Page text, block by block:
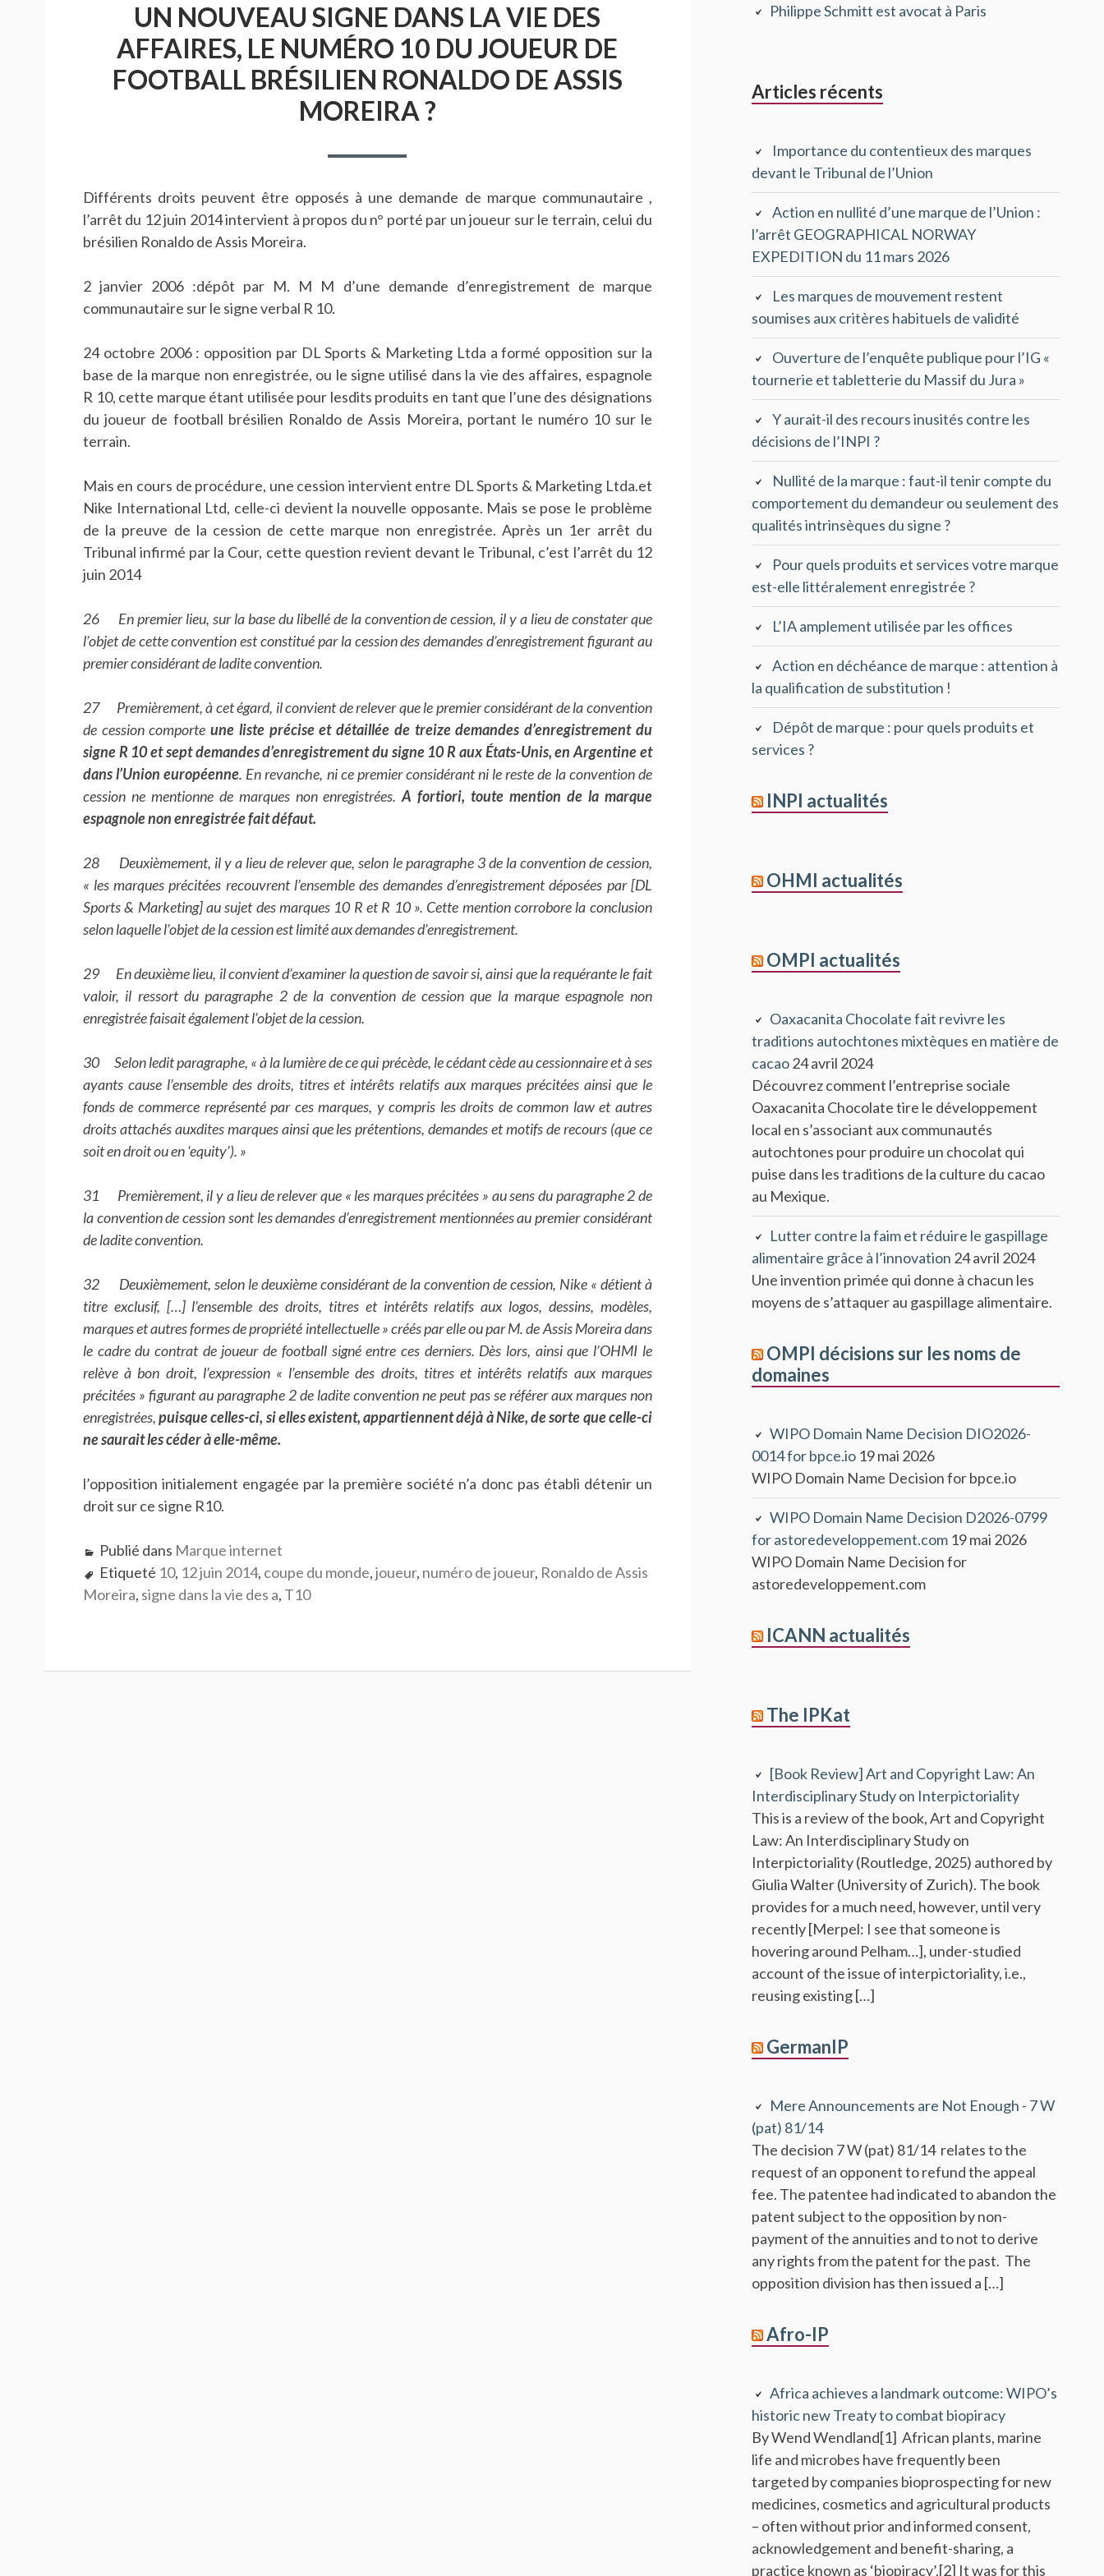
UN NOUVEAU SIGNE DANS LA VIE DES
AFFAIRES, LE NUMÉRO 10 DU JOUEUR DE
FOOTBALL BRÉSILIEN RONALDO DE ASSIS
MOREIRA ?
Différents droits peuvent être opposés à une demande de marque communautaire ,
l’arrêt du 12 juin 2014 intervient à propos du n° porté par un joueur sur le terrain, celui du
brésilien Ronaldo de Assis Moreira.
2 janvier 2006 :dépôt par M. M M d’une demande d’enregistrement de marque
communautaire sur le signe verbal R 10.
24 octobre 2006 : opposition par DL Sports & Marketing Ltda a formé opposition sur la
base de la marque non enregistrée, ou le signe utilisé dans la vie des affaires, espagnole
R 10, cette marque étant utilisée pour lesdits produits en tant que l’une des désignations
du joueur de football brésilien Ronaldo de Assis Moreira, portant le numéro 10 sur le
terrain.
Mais en cours de procédure, une cession intervient entre DL Sports & Marketing Ltda.et
Nike International Ltd, celle-ci devient la nouvelle opposante. Mais se pose le problème
de la preuve de la cession de cette marque non enregistrée. Après un 1er arrêt du
Tribunal infirmé par la Cour, cette question revient devant le Tribunal, c’est l’arrêt du 12
juin 2014
26 En premier lieu, sur la base du libellé de la convention de cession, il y a lieu de constater que
l’objet de cette convention est constitué par la cession des demandes d’enregistrement figurant au
premier considérant de ladite convention.
27 Premièrement, à cet égard, il convient de relever que le premier considérant de la convention
de cession comporteune liste précise et détaillée de treize demandes d’enregistrement du
signe R 10 et sept demandes d’enregistrement du signe 10 R aux États-Unis, en Argentine et
dans l’Union européenne. En revanche, ni ce premier considérant ni le reste de la convention de
cession ne mentionne de marques non enregistrées. A fortiori, toute mention de la marque
espagnole non enregistrée fait défaut.
28 Deuxièmement, il y a lieu de relever que, selon le paragraphe 3 de la convention de cession,
« les marques précitées recouvrent l’ensemble des demandes d’enregistrement déposées par [DL
Sports & Marketing] au sujet des marques 10 R et R 10 ». Cette mention corrobore la conclusion
selon laquelle l’objet de la cession est limité aux demandes d’enregistrement.
29 En deuxième lieu, il convient d’examiner la question de savoir si, ainsi que la requérante le fait
valoir, il ressort du paragraphe 2 de la convention de cession que la marque espagnole non
enregistrée faisait également l’objet de la cession.
30 Selon ledit paragraphe, « à la lumière de ce qui précède, le cédant cède au cessionnaire et à ses
ayants cause l’ensemble des droits, titres et intérêts relatifs aux marques précitées ainsi que le
fonds de commerce représenté par ces marques, y compris les droits de common law et autres
droits attachés auxdites marques ainsi que les prétentions, demandes et motifs de recours (que ce
soit en droit ou en ‘equity’). »
31 Premièrement, il y a lieu de relever que « les marques précitées » au sens du paragraphe 2 de
la convention de cession sont les demandes d’enregistrement mentionnées au premier considérant
de ladite convention.
32 Deuxièmement, selon le deuxième considérant de la convention de cession, Nike « détient à
titre exclusif, […] l’ensemble des droits, titres et intérêts relatifs aux logos, dessins, modèles,
marques et autres formes de propriété intellectuelle » créés par elle ou par M. de Assis Moreira dans
le cadre du contrat de joueur de football signé entre ces derniers. Dès lors, ainsi que l’OHMI le
relève à bon droit, l’expression « l’ensemble des droits, titres et intérêts relatifs aux marques
précitées » figurant au paragraphe 2 de ladite convention ne peut pas se référer aux marques non
enregistrées,puisque celles-ci, si elles existent, appartiennent déjà à Nike, de sorte que celle-ci
ne saurait les céder à elle-même.
l’opposition initialement engagée par la première société n’a donc pas établi détenir un
droit sur ce signe R10.
Publié dans Marque internet
Etiqueté 10, 12 juin 2014, coupe du monde,joueur, numéro de joueur, Ronaldo de Assis
Moreira, signe dans la vie des a, T10
principale
Philippe Schmitt est avocat à Paris
Articles récents
Importance du contentieux des marques
devant le Tribunal de l’Union
Action en nullité d’une marque de l’Union :
l’arrêt GEOGRAPHICAL NORWAY
EXPEDITION du 11 mars 2026
Les marques de mouvement restent
soumises aux critères habituels de validité
Ouverture de l’enquête publique pour l’IG «
tournerie et tabletterie du Massif du Jura »
Y aurait-il des recours inusités contre les
décisions de l’INPI ?
Nullité de la marque : faut-il tenir compte du
comportement du demandeur ou seulement des
qualités intrinsèques du signe ?
Pour quels produits et services votre marque
est-elle littéralement enregistrée ?
L’IA amplement utilisée par les offices
Action en déchéance de marque : attention à
la qualification de substitution !
Dépôt de marque : pour quels produits et
services ?
INPI actualités
OHMI actualités
OMPI actualités
Oaxacanita Chocolate fait revivre les
traditions autochtones mixtèques en matière de
cacao24 avril 2024
Découvrez comment l’entreprise sociale
Oaxacanita Chocolate tire le développement
local en s’associant aux communautés
autochtones pour produire un chocolat qui
puise dans les traditions de la culture du cacao
au Mexique.
Lutter contre la faim et réduire le gaspillage
alimentaire grâce à l’innovation 24 avril 2024
Une invention primée qui donne à chacun les
moyens de s’attaquer au gaspillage alimentaire.
OMPI décisions sur les noms de
domaines
WIPO Domain Name Decision DIO2026-
0014 for bpce.io 19 mai 2026
WIPO Domain Name Decision for bpce.io
WIPO Domain Name Decision D2026-0799
for astoredeveloppement.com 19 mai 2026
WIPO Domain Name Decision for
astoredeveloppement.com
ICANN actualités
The IPKat
[Book Review] Art and Copyright Law: An
Interdisciplinary Study on Interpictoriality
This is a review of the book, Art and Copyright
Law: An Interdisciplinary Study on
Interpictoriality (Routledge, 2025) authored by
Giulia Walter (University of Zurich). The book
provides for a much need, however, until very
recently [Merpel: I see that someone is
hovering around Pelham…], under-studied
account of the issue of interpictoriality, i.e.,
reusing existing […]
GermanIP
Mere Announcements are Not Enough - 7 W
(pat) 81/14
The decision 7 W (pat) 81/14 relates to the
request of an opponent to refund the appeal
fee. The patentee had indicated to abandon the
patent subject to the opposition by non-
payment of the annuities and to not to derive
any rights from the patent for the past. The
opposition division has then issued a […]
Afro-IP
Africa achieves a landmark outcome: WIPO’s
historic new Treaty to combat biopiracy
By Wend Wendland[1] African plants, marine
life and microbes have frequently been
targeted by companies bioprospecting for new
medicines, cosmetics and agricultural products
– often without prior and informed consent,
acknowledgement and benefit-sharing, a
practice known as ‘biopiracy’.[2] It was for this